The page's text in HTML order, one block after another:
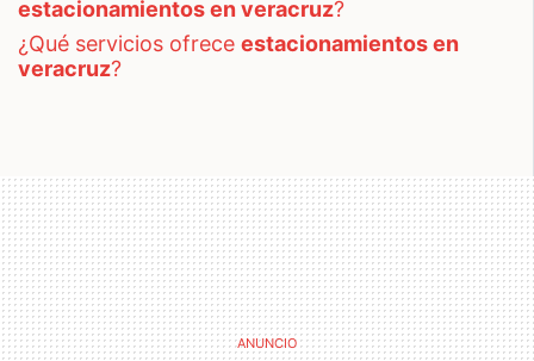
estacionamientos en veracruz?
¿qué servicios ofrece estacionamientos en
veracruz?